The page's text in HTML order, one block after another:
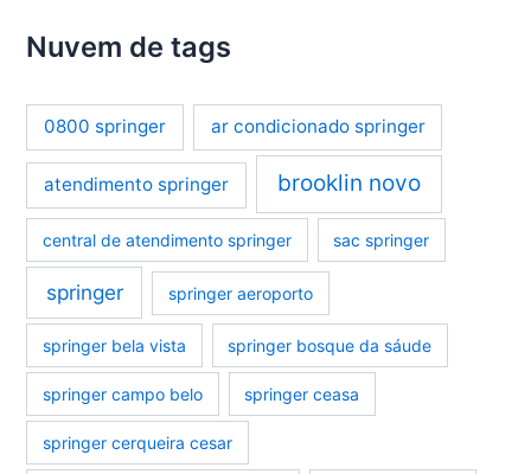
Nuvem de tags
0800 springer ar condicionado springer
atendimento springer brooklin novo
central de atendimento springer sac springer
springer springer aeroporto
springer bela vista springer bosque da sáude
springer campo belo springer ceasa
springer cerqueira cesar